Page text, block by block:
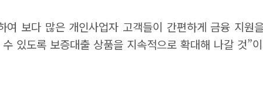
여 보다 많은 개인사업자 고객들이 간편하게 금융 지
있도록 보증대출 상품을 지속적으로 확대해 나갈 것”